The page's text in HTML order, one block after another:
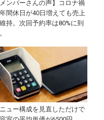
メンバーさんの声】コロナ禍
間休日が40日増えても売上
持。次回予約率は80%に到
ュー構成を見直しただけで